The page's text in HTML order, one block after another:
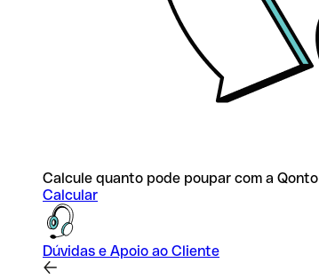
Calcule quanto pode poupar com a Qonto
Calcular
Dúvidas e Apoio ao Cliente